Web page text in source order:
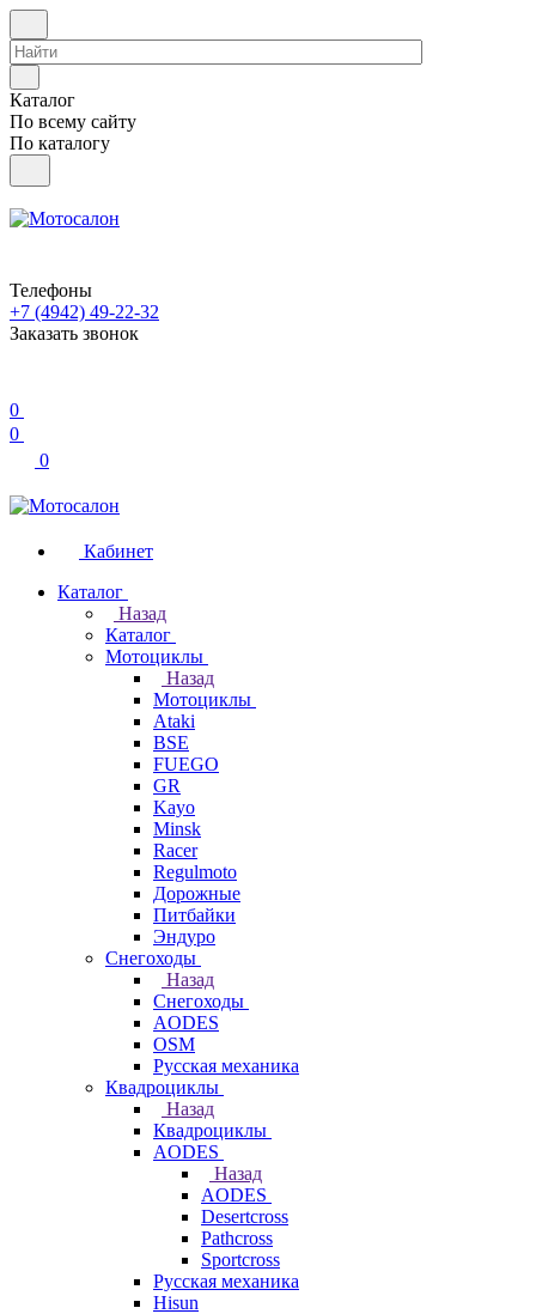
Каталог
По всему сайту
По каталогу
Телефоны
+7 (4942) 49-22-32
Заказать звонок
0
0
0
Кабинет
Каталог
Назад
Каталог
Мотоциклы
Назад
Мотоциклы
Ataki
BSE
FUEGO
GR
Kayo
Minsk
Racer
Regulmoto
Дорожные
Питбайки
Эндуро
Снегоходы
Назад
Снегоходы
AODES
OSM
Русская механика
Квадроциклы
Назад
Квадроциклы
AODES
Назад
AODES
Desertcross
Pathcross
Sportcross
Русская механика
Hisun